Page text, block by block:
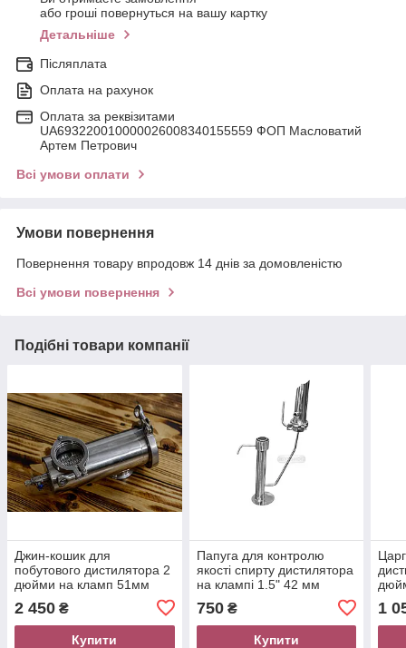
або гроші повернуться на вашу картку
Детальніше
Післяплата
Оплата на рахунок
Оплата за реквізитами
UA693220010000026008340155559 ФОП Масловатий
Артем Петрович
Всі умови оплати
Умови повернення
Повернення товару впродовж 14 днів за домовленістю
Всі умови повернення
Подібні товари компанії
Джин-кошик для
побутового дистилятора 2
дюйми на кламп 51мм
Арома-кошики Samogray
2 450 ₴
Купити
Папуга для контролю
якості спирту дистилятора
на клампі 1.5" 42 мм
750₴
Купити
1